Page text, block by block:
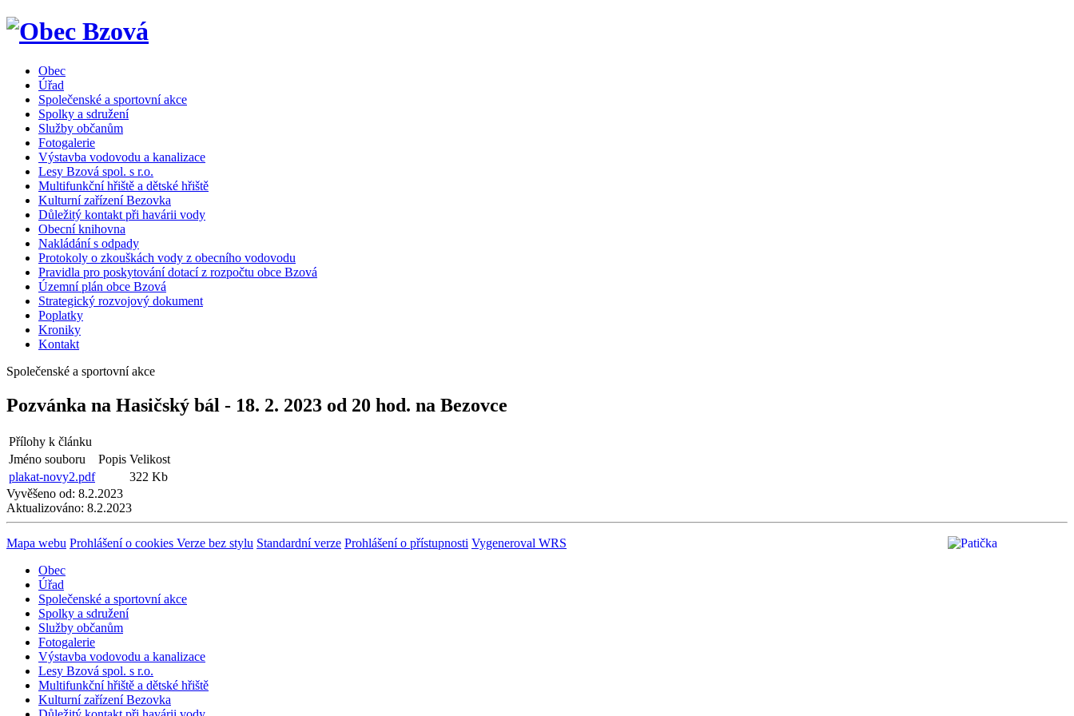
Obec
Úřad
Společenské a sportovní akce
Spolky a sdružení
Služby občanům
Fotogalerie
Výstavba vodovodu a kanalizace
Lesy Bzová spol. s r.o.
Multifunkční hřiště a dětské hřiště
Kulturní zařízení Bezovka
Důležitý kontakt při havárii vody
Obecní knihovna
Nakládání s odpady
Protokoly o zkouškách vody z obecního vodovodu
Pravidla pro poskytování dotací z rozpočtu obce Bzová
Územní plán obce Bzová
Strategický rozvojový dokument
Poplatky
Kroniky
Kontakt
Společenské a sportovní akce
Pozvánka na Hasičský bál - 18. 2. 2023 od 20 hod. na Bezovce
Přílohy k článku
Jméno souboru
Popis Velikost
plakat-novy2.pdf
322 Kb
Vyvěšeno od: 8.2.2023
Aktualizováno: 8.2.2023
Mapa webu Prohlášení o cookies Verze bez stylu Standardní verze Prohlášení o přístupnosti Vygeneroval WRS
Obec
Úřad
Společenské a sportovní akce
Spolky a sdružení
Služby občanům
Fotogalerie
Výstavba vodovodu a kanalizace
Lesy Bzová spol. s r.o.
Multifunkční hřiště a dětské hřiště
Kulturní zařízení Bezovka